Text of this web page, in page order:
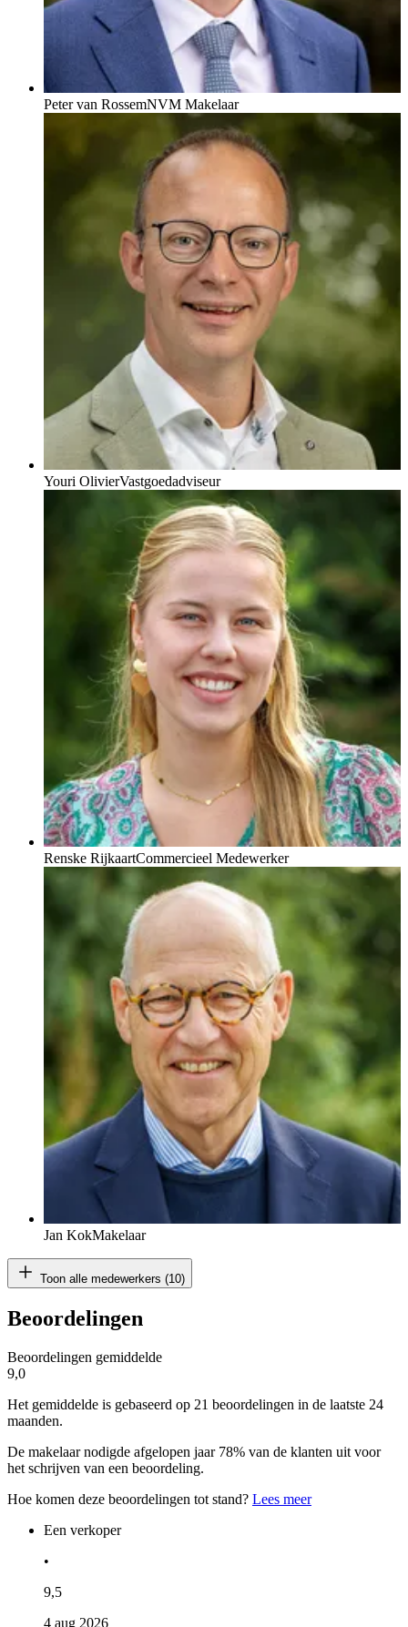
Peter van RossemNVM Makelaar
Youri OlivierVastgoedadviseur
Renske RijkaartCommercieel Medewerker
Jan KokMakelaar
Toon alle medewerkers (10)
Beoordelingen
Beoordelingen gemiddelde
9,0
Het gemiddelde is gebaseerd op 21 beoordelingen in de laatste 24
maanden.
De makelaar nodigde afgelopen jaar 78% van de klanten uit voor
het schrijven van een beoordeling.
Hoe komen deze beoordelingen tot stand? Lees meer
Een verkoper
•
9,5
4 aug 2026